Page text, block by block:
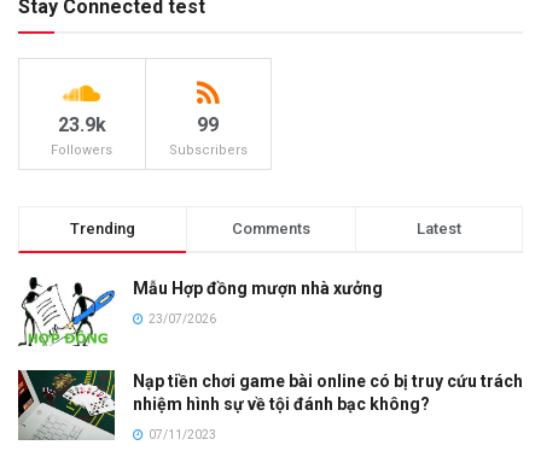
Stay Connected test
23.9k
Followers
99
Subscribers
Trending Comments Latest
Mẫu Hợp đồng mượn nhà xưởng
23/07/2026
Nạp tiền chơi game bài online có bị truy cứu trách
nhiệm hình sự về tội đánh bạc không?
07/11/2023